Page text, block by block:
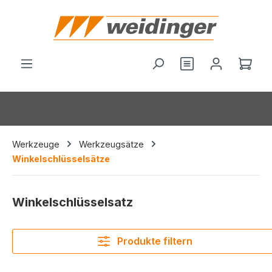
springen
Du hast 0
Werkzeuge
Werkzeugsätze
Winkelschlüsselsätze
Winkelschlüsselsatz
Produkte filtern